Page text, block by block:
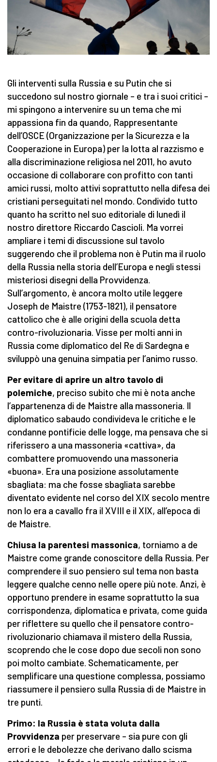
Gli interventi sulla Russia e su Putin che si
succedono sul nostro giornale – e tra i suoi critici –
mi spingono a intervenire su un tema che mi
appassiona fin da quando, Rappresentante
dell’OSCE (Organizzazione per la Sicurezza e la
Cooperazione in Europa) per la lotta al razzismo e
alla discriminazione religiosa nel 2011, ho avuto
occasione di collaborare con profitto con tanti
amici russi, molto attivi soprattutto nella difesa dei
cristiani perseguitati nel mondo. Condivido tutto
quanto ha scritto nel suo editoriale di lunedì il
nostro direttore Riccardo Cascioli. Ma vorrei
ampliare i temi di discussione sul tavolo
suggerendo che il problema non è Putin ma il ruolo
della Russia nella storia dell’Europa e negli stessi
misteriosi disegni della Provvidenza.
Sull’argomento, è ancora molto utile leggere
Joseph de Maistre (1753-1821), il pensatore
cattolico che è alle origini della scuola detta
contro-rivoluzionaria. Visse per molti anni in
Russia come diplomatico del Re di Sardegna e
sviluppò una genuina simpatia per l’animo russo.
Per evitare di aprire un altro tavolo di
polemiche, preciso subito che mi è nota anche
l’appartenenza di de Maistre alla massoneria. Il
diplomatico sabaudo condivideva le critiche e le
condanne pontificie delle logge, ma pensava che si
riferissero a una massoneria «cattiva», da
combattere promuovendo una massoneria
«buona». Era una posizione assolutamente
sbagliata: ma che fosse sbagliata sarebbe
diventato evidente nel corso del XIX secolo mentre
non lo era a cavallo fra il XVIII e il XIX, all’epoca di
de Maistre.
Chiusa la parentesi massonica, torniamo a de
Maistre come grande conoscitore della Russia. Per
comprendere il suo pensiero sul tema non basta
leggere qualche cenno nelle opere più note. Anzi, è
opportuno prendere in esame soprattutto la sua
corrispondenza, diplomatica e privata, come guida
per riflettere su quello che il pensatore contro-
rivoluzionario chiamava il mistero della Russia,
scoprendo che le cose dopo due secoli non sono
poi molto cambiate. Schematicamente, per
semplificare una questione complessa, possiamo
riassumere il pensiero sulla Russia di de Maistre in
tre punti.
Primo: la Russia è stata voluta dalla
Provvidenza per preservare – sia pure con gli
errori e le debolezze che derivano dallo scisma